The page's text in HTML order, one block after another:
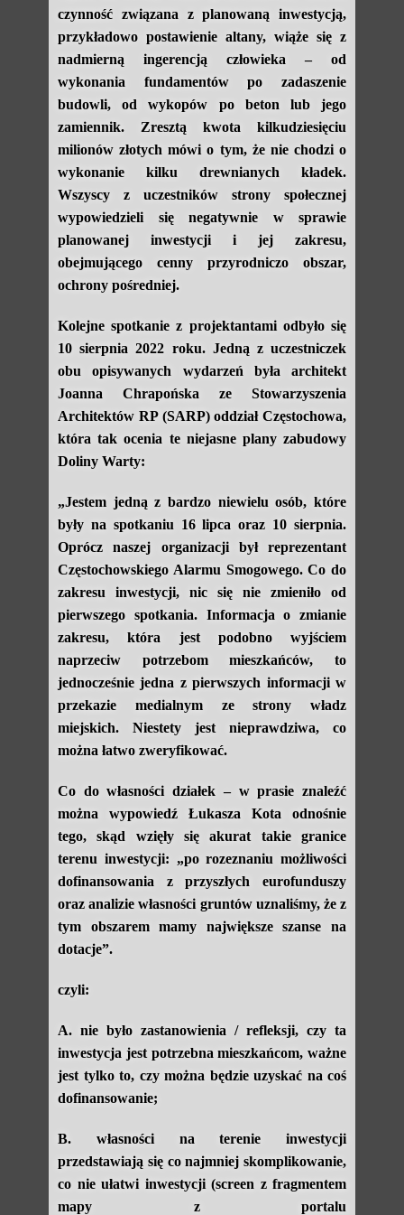
czynność związana z planowaną inwestycją,
przykładowo postawienie altany, wiąże się z
nadmierną ingerencją człowieka – od
wykonania fundamentów po zadaszenie
budowli, od wykopów po beton lub jego
zamiennik. Zresztą kwota kilkudziesięciu
milionów złotych mówi o tym, że nie chodzi o
wykonanie kilku drewnianych kładek.
Wszyscy z uczestników strony społecznej
wypowiedzieli się negatywnie w sprawie
planowanej inwestycji i jej zakresu,
obejmującego cenny przyrodniczo obszar,
ochrony pośredniej.
Kolejne spotkanie z projektantami odbyło się
10 sierpnia 2022 roku. Jedną z uczestniczek
obu opisywanych wydarzeń była architekt
Joanna Chrapońska ze Stowarzyszenia
Architektów RP (SARP) oddział Częstochowa,
która tak ocenia te niejasne plany zabudowy
Doliny Warty:
„Jestem jedną z bardzo niewielu osób, które
były na spotkaniu 16 lipca oraz 10 sierpnia.
Oprócz naszej organizacji był reprezentant
Częstochowskiego Alarmu Smogowego. Co do
zakresu inwestycji, nic się nie zmieniło od
pierwszego spotkania. Informacja o zmianie
zakresu, która jest podobno wyjściem
naprzeciw potrzebom mieszkańców, to
jednocześnie jedna z pierwszych informacji w
przekazie medialnym ze strony władz
miejskich. Niestety jest nieprawdziwa, co
można łatwo zweryfikować.
Co do własności działek – w prasie znaleźć
można wypowiedź Łukasza Kota odnośnie
tego, skąd wzięły się akurat takie granice
terenu inwestycji: „po rozeznaniu możliwości
dofinansowania z przyszłych eurofunduszy
oraz analizie własności gruntów uznaliśmy, że z
tym obszarem mamy największe szanse na
dotacje”.
czyli:
A. nie było zastanowienia / refleksji, czy ta
inwestycja jest potrzebna mieszkańcom, ważne
jest tylko to, czy można będzie uzyskać na coś
dofinansowanie;
B. własności na terenie inwestycji
przedstawiają się co najmniej skomplikowanie,
co nie ułatwi inwestycji (screen z fragmentem
mapy z portalu